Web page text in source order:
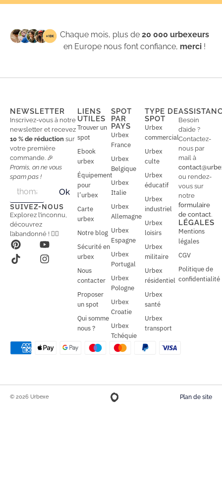
Chaque mois, plus de20 000 urbexeurs
en Europe nous font confiance, merci !
NEWSLETTER
Inscrivez-vous à notre
newsletter et recevez
10 % de réduction sur
votre première
commande. 🎉
Promis, on ne vous
spam pas !
a
i
l
a
i
l
*
Ok
SUIVEZ-NOUS
Explorez l’inconnu,
découvrez
l’abandonné ! 🕵️‍♂️
LIENS
UTILES
Trouver un
spot
Ebook
urbex
Équipement
pour
l’urbex
Carte
urbex
Notre blog
Sécurité en
urbex
Nous
contacter
Proposer
un spot
Qui somme
nous ?
SPOT
PAR
PAYS
Urbex
France
Urbex
Belgique
Urbex
Italie
Urbex
Allemagne
Urbex
Espagne
Urbex
Portugal
Urbex
Pologne
Urbex
Croatie
Urbex
Tchéquie
TYPE DE
SPOT
Urbex
commercial
Urbex
culte
Urbex
éducatif
Urbex
industriel
Urbex
loisirs
Urbex
militaire
Urbex
résidentiel
Urbex
santé
Urbex
transport
Besoin
d’aide ?
Contactez-
nous par
mail à
ou rendez-
vous sur
notre
formulaire
de contact.
LÉGALES
Mentions
légales
CGV
Politique de
confidentialité
© 2026 Urbexe Plan de site